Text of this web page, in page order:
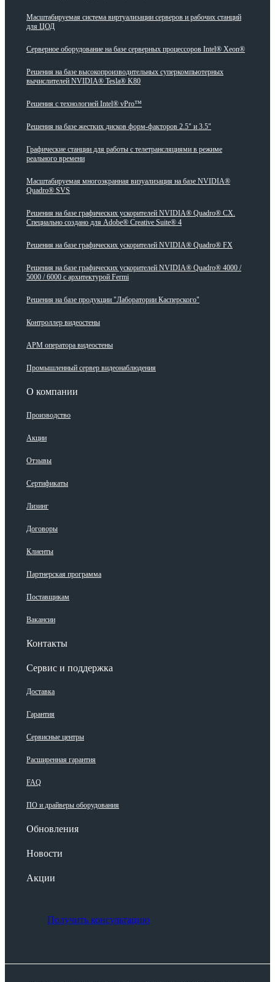
Масштабируемая система виртуализации серверов и рабочих станций
для ЦОД
Серверное оборудование на базе серверных процессоров Intel® Xeon®
Решения на базе высокопроизводительных суперкомпьютерных
вычислителей NVIDIA® Tesla® K80
Решения с технологией Intel® vPro™
Решения на базе жестких дисков форм-факторов 2.5" и 3.5"
Графические станции для работы с телетрансляциями в режиме
реального времени
Масштабируемая многоэкранная визуализация на базе NVIDIA®
Quadro® SVS
Решения на базе графических ускорителей NVIDIA® Quadro® CX.
Специально создано для Adobe® Creative Suite® 4
Решения на базе графических ускорителей NVIDIA® Quadro® FX
Решения на базе графических ускорителей NVIDIA® Quadro® 4000 /
5000 / 6000 с архитектурой Fermi
Решения на базе продукции "Лаборатории Касперского"
Контроллер видеостены
АРМ оператора видеостены
Промышленный сервер видеонаблюдения
О компании
Производство
Акции
Отзывы
Сертификаты
Лизинг
Договоры
Клиенты
Партнерская программа
Поставщикам
Вакансии
Контакты
Сервис и поддержка
Доставка
Гарантия
Сервисные центры
Расширенная гарантия
FAQ
ПО и драйверы оборудования
Обновления
Новости
Акции
Получить консультацию